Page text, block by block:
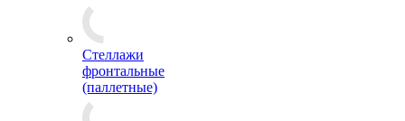
Стеллажи
фронтальные
(паллетные)